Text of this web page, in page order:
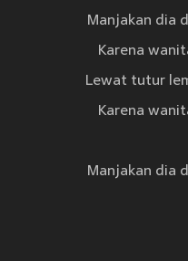
Manjakan dia
Karena
Lewat tutur
Karena
Manjakan dia